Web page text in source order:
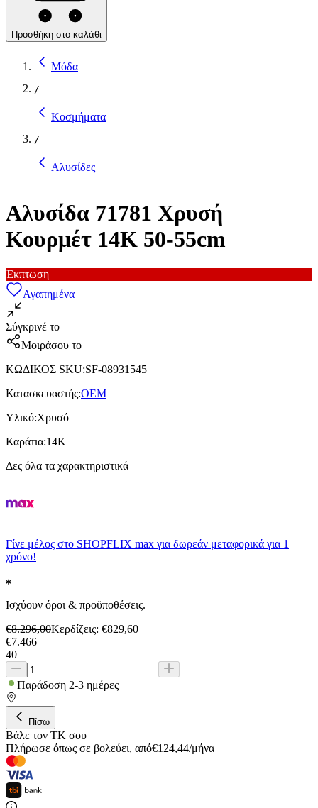
Προσθήκη στο καλάθι
Μόδα
/
Κοσμήματα
/
Αλυσίδες
Αλυσίδα 71781 Xρυσή
Κουρμέτ 14Κ 50-55cm
Έκπτωση
Αγαπημένα
Σύγκρινέ το
Μοιράσου το
ΚΩΔΙΚΟΣ SKU:SF-08931545
Κατασκευαστής:OEM
Υλικό:Χρυσό
Καράτια:14Κ
Δες όλα τα χαρακτηριστικά
Γίνε μέλος στο SHOPFLIX max για δωρεάν μεταφορικά για 1
χρόνο!
Ισχύουν όροι & προϋποθέσεις.
€8.296,00Κερδίζεις: €829,60
€7.466
40
Παράδοση 2-3 ημέρες
Πίσω
Βάλε τον ΤΚ σου
Πλήρωσε όπως σε βολεύει, από€124,44/μήνα